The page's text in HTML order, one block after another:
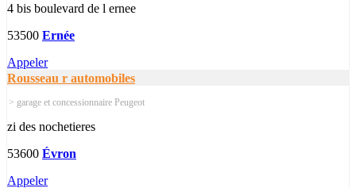
4 bis boulevard de l ernee
53500 Ernée
Appeler
Rousseau r automobiles
> garage et concessionnaire Peugeot
zi des nochetieres
53600 Évron
Appeler